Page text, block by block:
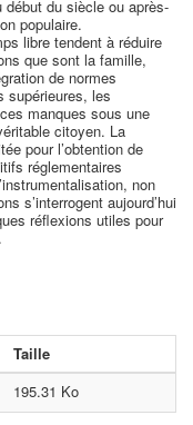
du siècle ou après-
populaire.
libre tendent à réduire
que sont la famille,
de normes
supérieures, les
manques sous une
citoyen. La
pour l’obtention de
réglementaires
non
s’interrogent aujourd’hui
réflexions utiles pour
Taille
195.31 Ko